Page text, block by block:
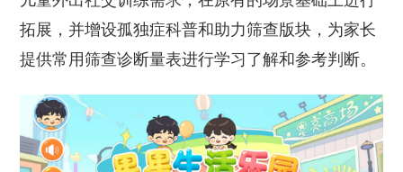
拓展，并增设孤独症科普和助力筛查版块，为家长
提供常用筛查诊断量表进行学习了解和参考判断。